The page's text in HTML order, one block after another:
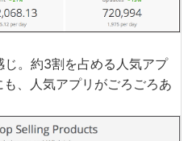
。約3割を占める人気アプ
、人気アプリがごろごろあ